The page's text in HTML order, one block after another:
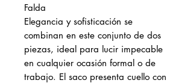
Falda
Elegancia y sofisticación se
combinan en este conjunto de dos
piezas, ideal para lucir impecable
en cualquier ocasión formal o de
trabajo. El saco presenta cuello con